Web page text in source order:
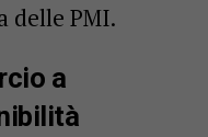
delle PMI.
a